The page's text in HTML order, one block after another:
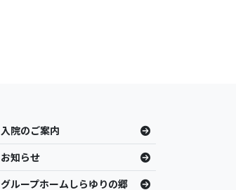
入院のご案内
お知らせ
グループホームしらゆりの郷